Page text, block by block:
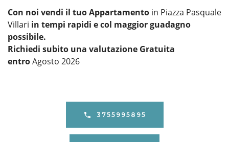
Con noi vendi il tuo Appartamento in Piazza Pasquale
Villari in tempi rapidi e col maggior guadagno
possibile.
Richiedi subito una valutazione Gratuita
entroAgosto 2026
3755995895